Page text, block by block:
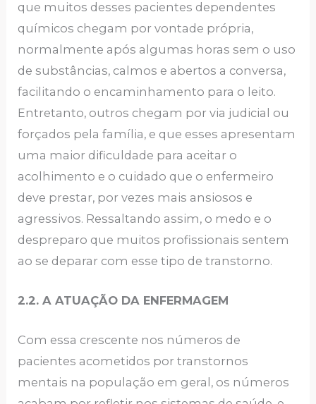
que muitos desses pacientes dependentes
químicos chegam por vontade própria,
normalmente após algumas horas sem o uso
de substâncias, calmos e abertos a conversa,
facilitando o encaminhamento para o leito.
Entretanto, outros chegam por via judicial ou
forçados pela família, e que esses apresentam
uma maior dificuldade para aceitar o
acolhimento e o cuidado que o enfermeiro
deve prestar, por vezes mais ansiosos e
agressivos. Ressaltando assim, o medo e o
despreparo que muitos profissionais sentem
ao se deparar com esse tipo de transtorno.
2.2. A ATUAÇÃO DA ENFERMAGEM
Com essa crescente nos números de
pacientes acometidos por transtornos
mentais na população em geral, os números